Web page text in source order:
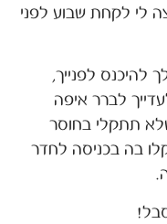
לי לקחת שבוע לפני
להיכנס לפנייך,
לברר איפה
תתקלי בחוסר
בה בכניסה לחדר